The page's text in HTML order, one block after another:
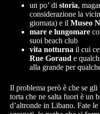
un po’ di storia,
considerazione la
giornata) e il Museo
mare e lungomare
suoi beach club
vita notturna il cui
Rue Goraud e
alla grande per
Il problema però è che se
torta che ne salta fuori è un
d’altronde in Libano. Fate